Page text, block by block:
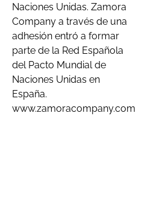
Naciones Unidas. Zamora
Company a través de una
adhesión entró a formar
parte de la Red Española
del Pacto Mundial de
Naciones Unidas en
España.
www.zamoracompany.com